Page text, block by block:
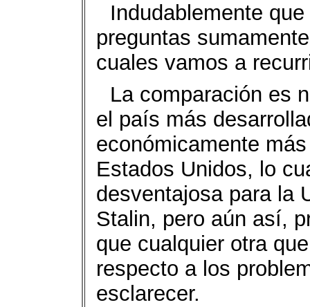
Indudablemente
preguntas
cuales vamos a
La comparación es
el país más
económicamente
Estados Unidos, lo
desventajosa para la
Stalin, pero aún así,
que cualquier otra
respecto a los
esclarecer.